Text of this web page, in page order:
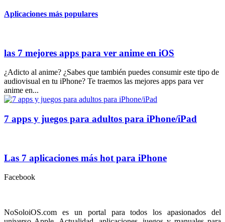
Aplicaciones más populares
las 7 mejores apps para ver anime en iOS
¿Adicto al anime? ¿Sabes que también puedes consumir este tipo de
audiovisual en tu iPhone? Te traemos las mejores apps para ver
anime en...
7 apps y juegos para adultos para iPhone/iPad
Las 7 aplicaciones más hot para iPhone
Facebook
NoSoloiOS.com es un portal para todos los apasionados del